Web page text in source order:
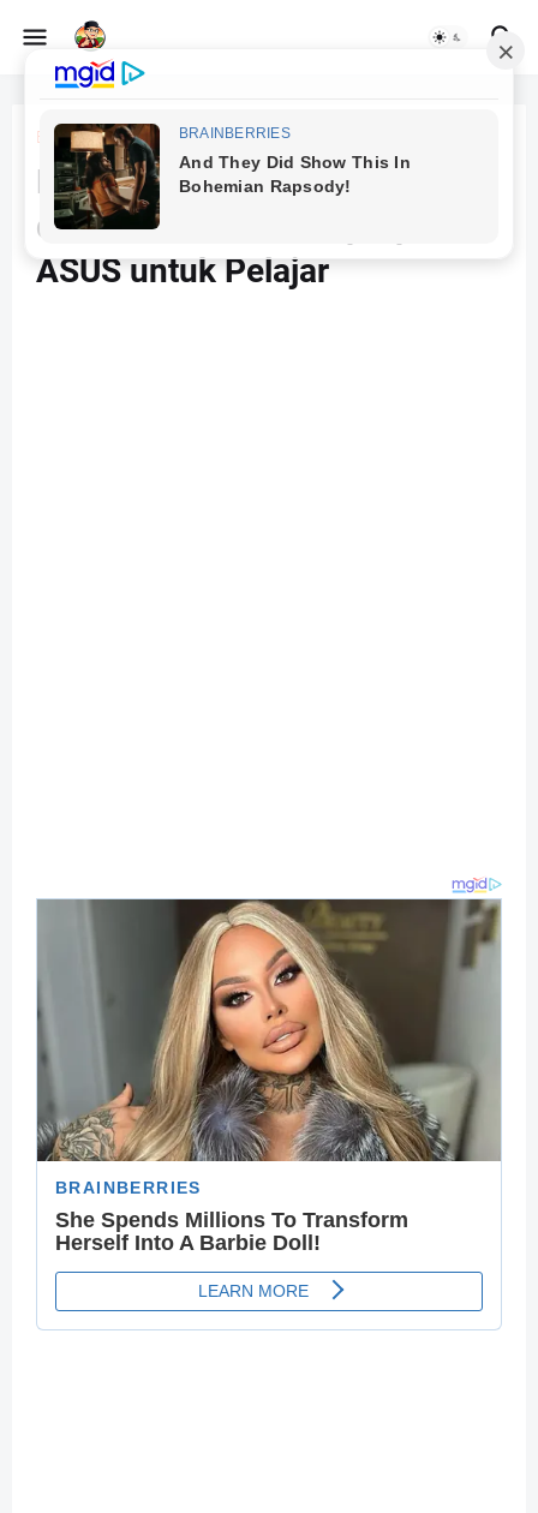
Beranda Laptop ASUS
Ketahui Perbedaan Vivobook
dan Vivobook Go, Laptop
ASUS untuk Pelajar